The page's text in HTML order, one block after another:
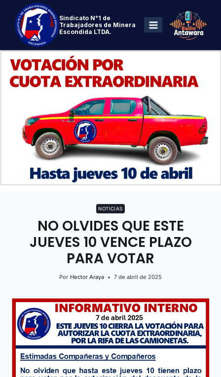
Sindicato N°1 de
Trabajadores de Minera
Escondida LTDA.
NOTICIAS
NO OLVIDES QUE ESTE
JUEVES 10 VENCE PLAZO
PARA VOTAR
Por Hector Araya 7 de abril de 2025